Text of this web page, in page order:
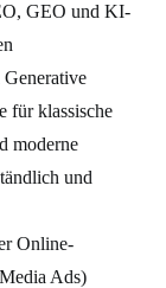
GEO und KI-
für klassische
moderne
und
Online-
Ads)